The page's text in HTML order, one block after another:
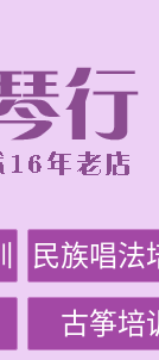
民族唱法
古筝培